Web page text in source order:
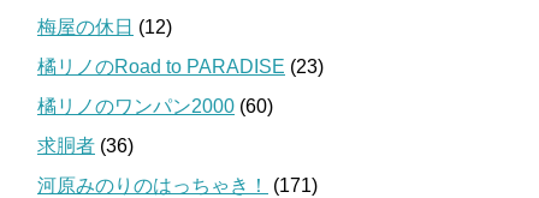
梅屋の休日 (12)
橘リノのRoad to PARADISE (23)
橘リノのワンパン2000 (60)
求胴者 (36)
河原みのりのはっちゃき！
(171)